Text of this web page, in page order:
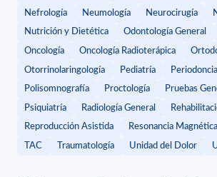
Nefrología Neumología Neurocirugía
Nutrición y Dietética Odontología General
Oncología Oncología Radioterápica
Otorrinolaringología Pediatría Periodoncia
Polisomnografía Proctología Pruebas
Psiquiatría Radiología General
Reproducción Asistida Resonancia Magnética
TAC Traumatología Unidad del Dolor